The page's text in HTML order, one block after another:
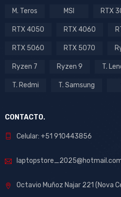
M. Teros MSI RTX
RTX 4050 RTX 4060
RTX 5060 RTX 5070
Ryzen 7 Ryzen 9 T.
T. Redmi T. Samsung
CONTACTO.
Celular: +51 910443856
Octavio Muñoz Najar 221 (Nova